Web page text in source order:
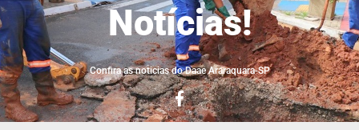
Notícias!
Confira as noticias do Daae Araraquara-SP